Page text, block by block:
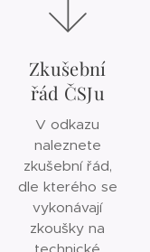
Zkušební
řád ČSJu
V odkazu
naleznete
zkušební řád,
dle kterého se
vykonávají
zkoušky na